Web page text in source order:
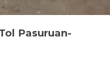
Pasuruan-